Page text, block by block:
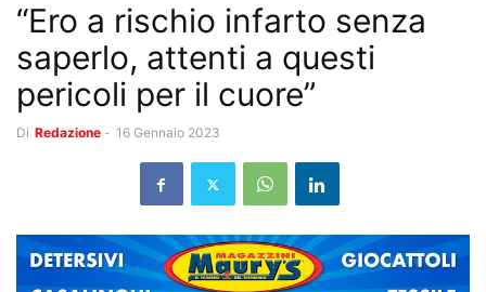
“Ero a rischio infarto senza
saperlo, attenti a questi
pericoli per il cuore”
Di Redazione - 16 Gennaio 2023